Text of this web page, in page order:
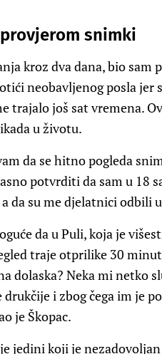
snimki
kroz dva dana, bio sam
neobavljenog posla jer
trajalo još sat vremena.
u životu.
da se hitno pogleda
potvrditi da sam u 18
da su me djelatnici odbili
da u Puli, koja je
traje otprilike 30
dolaska? Neka mi netko
i zbog čega im je
je Škopac.
jedini koji je